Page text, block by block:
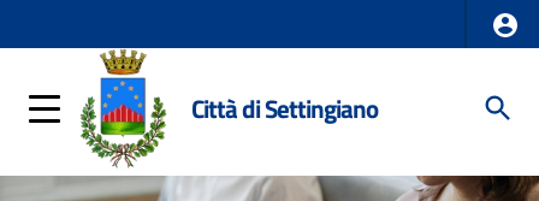
Città di Settingiano